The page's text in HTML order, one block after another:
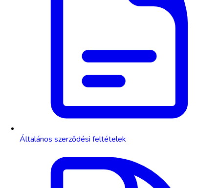
Általános szerződési feltételek